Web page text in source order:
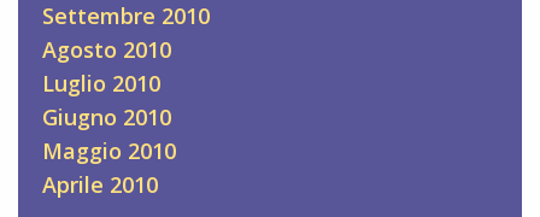
Settembre 2010
Agosto 2010
Luglio 2010
Giugno 2010
Maggio 2010
Aprile 2010